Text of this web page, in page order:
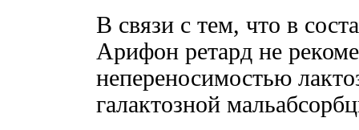
В связи с тем, что в
Арифон ретард не
непереносимостью
галактозной